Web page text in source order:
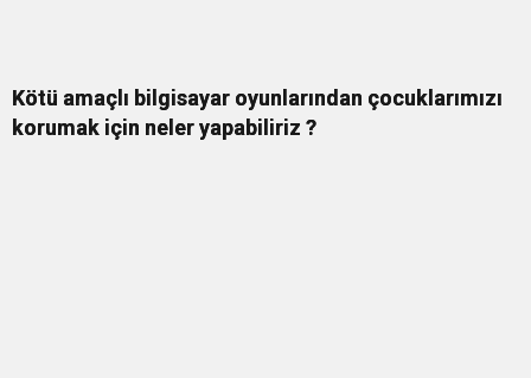
Kötü amaçlı bilgisayar oyunlarından çocuklarımızı
korumak için neler yapabiliriz ?